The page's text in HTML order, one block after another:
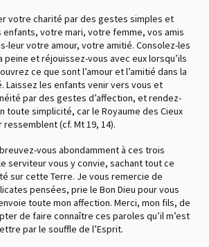
votre charité par des gestes simples et
votre mari, votre femme, vos amis
leur votre amour, votre amitié. Consolez-les
peine et réjouissez-vous avec eux lorsqu’ils
ce que sont l’amour et l’amitié dans la
Laissez les enfants venir vers vous et
par des gestes d’affection, et rendez-
toute simplicité, car le Royaume des Cieux
ressemblent(cf. Mt 19, 14).
vous abondamment à ces trois
serviteur vous y convie, sachant tout ce
sur cette Terre. Je vous remercie de
pensées, prie le Bon Dieu pour vous
toute mon affection. Merci, mon fils, de
de faire connaître ces paroles qu’il m’est
par le souffle de l’Esprit.